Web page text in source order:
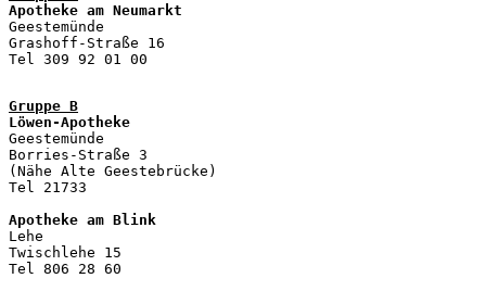
Apotheke am Neumarkt
Geestemünde
Grashoff-Straße 16
Tel 309 92 01 00
Gruppe B
Löwen-Apotheke
Geestemünde
Borries-Straße 3
(Nähe Alte Geestebrücke)
Tel 21733
Apotheke am Blink
Lehe
Twischlehe 15
Tel 806 28 60